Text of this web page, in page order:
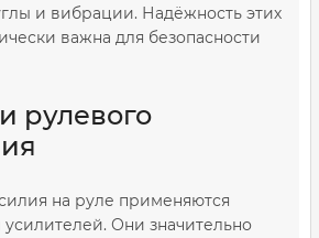
и вибрации. Надёжность этих
важна для безопасности
рулевого
на руле применяются
Они значительно